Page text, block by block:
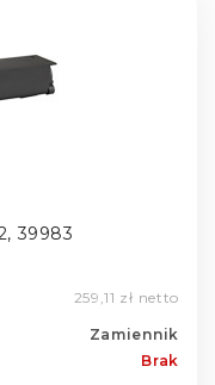
39983
259,11 zł netto
Zamiennik
Brak